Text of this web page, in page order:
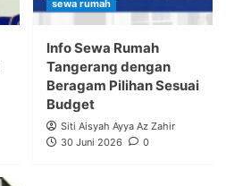
sewa rumah
Info Sewa Rumah
Tangerang dengan
Beragam Pilihan Sesuai
Budget
Siti Aisyah Ayya Az Zahir
30 Juni 2026
0